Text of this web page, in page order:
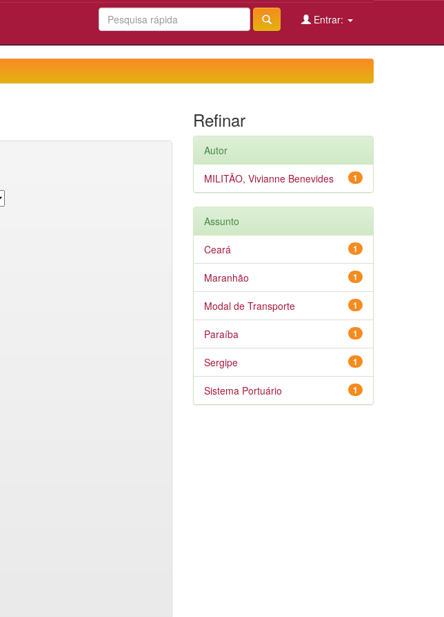
Entrar:
Refinar
Autor
1
MILITÃO, Vivianne Benevides
Assunto
1
Ceará
1
Maranhão
1
Modal de Transporte
1
Paraíba
1
Sergipe
1
Sistema Portuário